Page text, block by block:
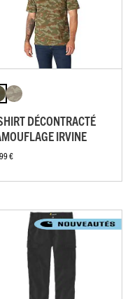
DÉCONTRACTÉ
IRVINE
€